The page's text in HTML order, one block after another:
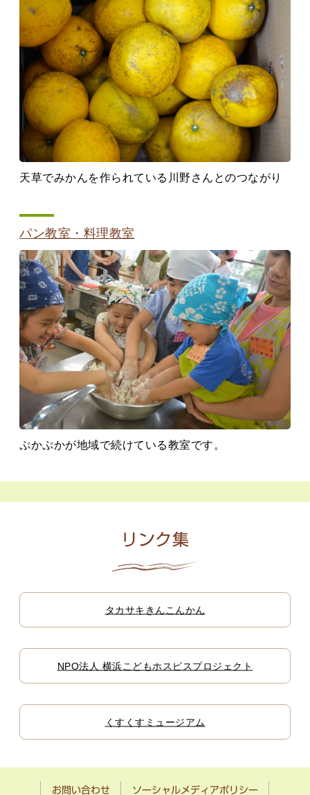
天草でみかんを作られている川野さんとのつながり
パン教室・料理教室
ぷかぷかが地域で続けている教室です。
リンク集
タカサキきんこんかん
NPO法人 横浜こどもホスピスプロジェクト
くすくすミュージアム
お問い合わせ ソーシャルメディアポリシー